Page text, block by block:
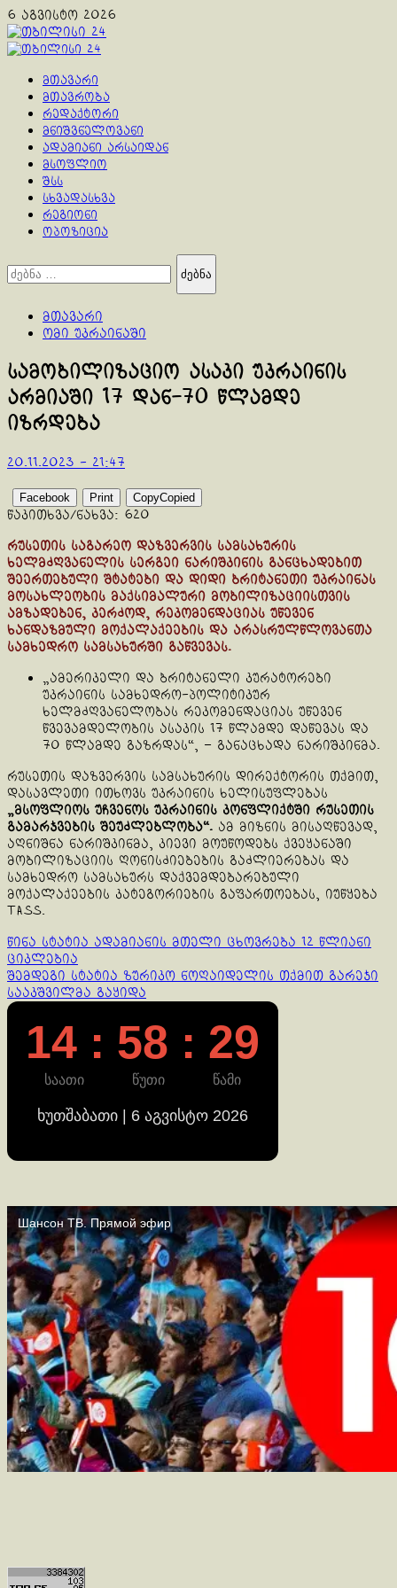
Skip
to
content
6 აგვისტო 2026
Primary
მთავარი
მთავრობა
რედაქტორი
მნიშვნელოვანი
ადამიანი არსაიდან
მსოფლიო
შსს
სხვადასხვა
რეგიონი
ოპოზიცია
ძებნა:
მთავარი
ომი უკრაინაში
სამობილიზაციო ასაკი უკრაინის
არმიაში 17 დან-70 წლამდე
იზრდება
20.11.2023 - 21:47
Facebook Print CopyCopied
წაკითხვა/ნახვა: 620
რუსეთის საგარეო დაზვერვის სამსახურის
ხელმძღვანელის სერგეი ნარიშკინის განცხადებით
შეერთებული შტატები და დიდი ბრიტანეთი უკრაინას
მოსახლეობის მაქსიმალური მობილიზაციისთვის
ამზადებენ, კერძოდ, რეკომენდაციას უწევენ
ხანდაზმული მოქალაქეების და არასრულწლოვანთა
სამხედრო სამსახურში გაწვევას.
„ამერიკელი და ბრიტანელი კურატორები
უკრაინის სამხედრო-პოლიტიკურ
ხელმძღვანელობას რეკომენდაციას უწევენ
წვევამდელობის ასაკის 17 წლამდე დაწევას და
70 წლამდე გაზრდას“, – განაცხადა ნარიშკინმა.
რუსეთის დაზვერვის სამსახურის დირექტორის თქმით,
დასავლეთი ითხოვს უკრაინის ხელისუფლებას
„მსოფლიოს უჩვენოს უკრაინის კონფლიქტში რუსეთის
გამარჯვების შეუძლებლობა“. ამ მიზნის მისაღწევად,
აღნიშნა ნარიშკინმა, კიევი მოუწოდებს ქვეყანაში
მობილიზაციის ღონისძიებების გაძლიერებას და
სამხედრო სამსახურს დაქვემდებარებული
მოქალაქეების კატეგორიების გაფართოებას, იუწყება
TASS.
Continue
Reading
წინა სტატია ადამიანის მთელი ცხოვრება 12 წლიანი
ციკლებია
შემდეგი სტატია ზურიკო ნოღაიდელის თქმით გარეჯი
სააკშვილმა გაყიდა
14 : 58 : 29
საათი წუთი წამი
ხუთშაბათი | 6 აგვისტო 2026